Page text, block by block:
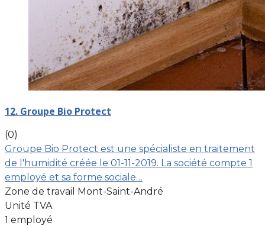
12. Groupe Bio Protect
(0)
Groupe Bio Protect est une spécialiste en traitement
de l'humidité créée le 01-11-2019. La société compte 1
employé et sa forme sociale…
Zone de travail Mont-Saint-André
Unité TVA
1 employé